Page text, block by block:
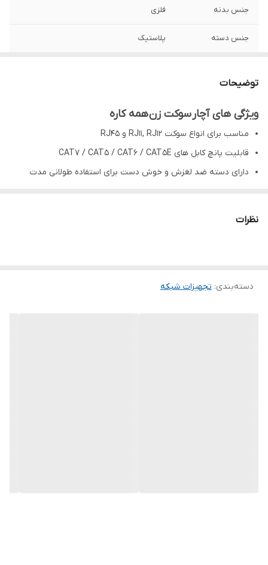
جنس بدنه فلزی
جنس دسته پلاستیک
توضیحات
ویژگی هایآچار سوکت زن همه کاره
مناسب برای انواع سوکت RJ11, RJ12 و RJ45
قابلیت پانچ کابل های CAT7 / CAT5 / CAT6 / CAT5E
دارای دسته ضد لغزش و خوش دست برای استفاده طولانی مدت
نظرات
دسته‌بندی: تجهیزات شبکه